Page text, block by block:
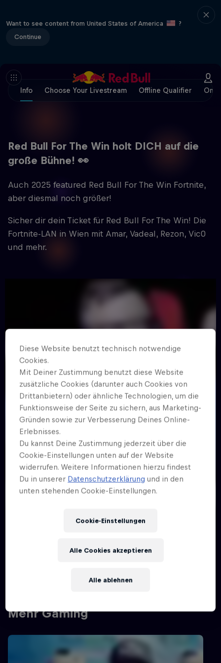
Want to see content from United States of America
?
Continue
Info Choose Your Livestream Offline Qualifier
Red Bull For The Win holt DICH auf die
große Bühne! 👀
Auch 2025 featured Red Bull For The Win Fortnite,
aber diesmal noch größer!
Sicher dir dein Ticket für Red Bull For The Win! Die
Fortnite-LAN in Wien mit Amar, Vadeal, Rezon, Vic0
und mehr.
1 Min
Red Bull For The Win 2025: Das
Red Bull For The Win holt DICH auf die große Bühne! 👀
Ansehen
Mehr Gaming
Diese Website benutzt technisch notwendige
Cookies.
Mit Deiner Zustimmung benutzt diese Website
zusätzliche Cookies (darunter auch Cookies von
Drittanbietern) oder ähnliche Technologien, um die
Funktionsweise der Seite zu sichern, aus Marketing-
Gründen sowie zur Verbesserung Deines Online-
Erlebnisses.
Du kannst Deine Zustimmung jederzeit über die
Cookie-Einstellungen unten auf der Website
widerrufen. Weitere Informationen hierzu findest
Du in unserer Datenschutzerklärung und in den
unten stehenden Cookie-Einstellungen.
Cookie-Einstellungen
Alle ablehnen
Alle Cookies akzeptieren